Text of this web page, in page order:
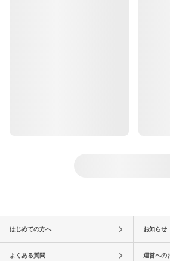
はじめての方へ お知らせ
よくある質問 運営への